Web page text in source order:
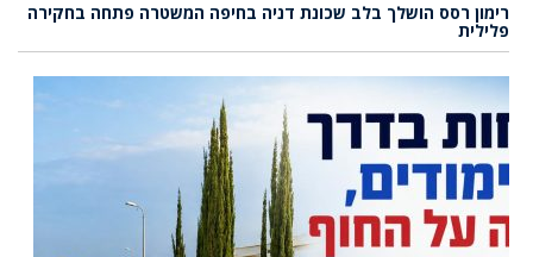
רימון רסס הושלך בלב שכונת דניה בחיפה המשטרה פתחה בחקירה
פלילית